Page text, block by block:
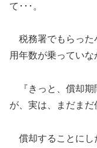
て･･･。
税務署でもらった
用年数が乗っていな
『きっと、償却期
が、実は、まだまだ
償却することにし